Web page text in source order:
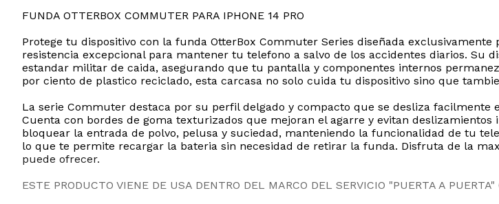
FUNDA OTTERBOX COMMUTER PARA IPHONE 14 PRO
Protege tu dispositivo con la funda OtterBox Commuter Series diseñada
resistencia excepcional para mantener tu telefono a salvo de los accidentes diarios. Su
estandar militar de caida, asegurando que tu pantalla y componentes internos
por ciento de plastico reciclado, esta carcasa no solo cuida tu dispositivo sino que
La serie Commuter destaca por su perfil delgado y compacto que se desliza
Cuenta con bordes de goma texturizados que mejoran el agarre y evitan
bloquear la entrada de polvo, pelusa y suciedad, manteniendo la funcionalidad de tu
lo que te permite recargar la bateria sin necesidad de retirar la funda. Disfruta de la
puede ofrecer.
ESTE PRODUCTO VIENE DE USA DENTRO DEL MARCO DEL SERVICIO "PUERTA A